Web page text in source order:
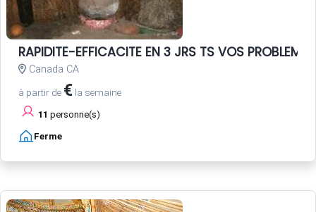
RAPIDITE-EFFICACITE EN 3 JRS TS VOS
Canada CA
à partir de € la semaine
11 personne(s)
Ferme